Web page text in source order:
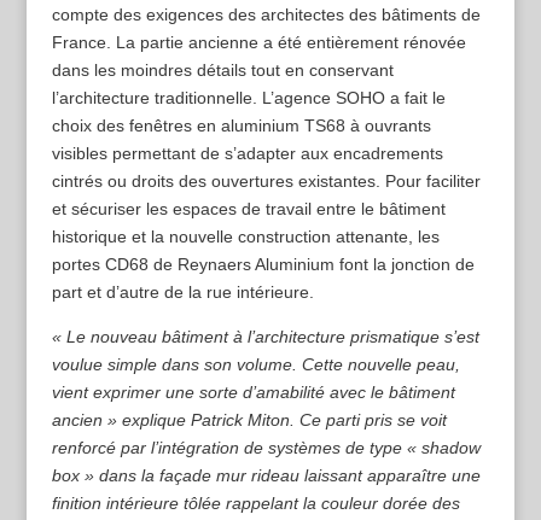
compte des exigences des architectes des bâtiments de
France. La partie ancienne a été entièrement rénovée
dans les moindres détails tout en conservant
l’architecture traditionnelle. L’agence SOHO a fait le
choix des fenêtres en aluminium TS68 à ouvrants
visibles permettant de s’adapter aux encadrements
cintrés ou droits des ouvertures existantes. Pour faciliter
et sécuriser les espaces de travail entre le bâtiment
historique et la nouvelle construction attenante, les
portes CD68 de Reynaers Aluminium font la jonction de
part et d’autre de la rue intérieure.
« Le nouveau bâtiment à l’architecture prismatique s’est
voulue simple dans son volume. Cette nouvelle peau,
vient exprimer une sorte d’amabilité avec le bâtiment
ancien » explique Patrick Miton. Ce parti pris se voit
renforcé par l’intégration de systèmes de type « shadow
box » dans la façade mur rideau laissant apparaître une
finition intérieure tôlée rappelant la couleur dorée des